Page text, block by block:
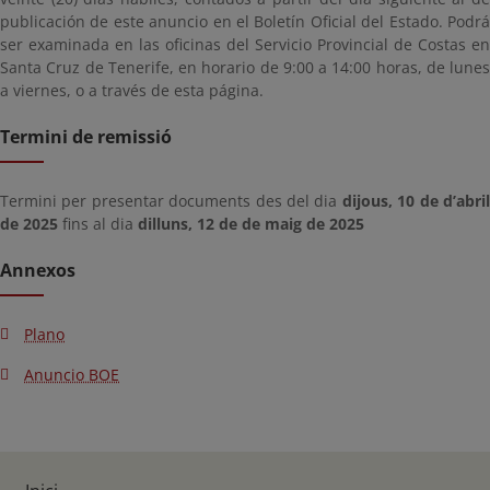
publicación de este anuncio en el Boletín Oficial del Estado. Podrá
ser examinada en las oficinas del Servicio Provincial de Costas en
Santa Cruz de Tenerife, en horario de 9:00 a 14:00 horas, de lunes
a viernes, o a través de esta página.
Termini de remissió
Termini per presentar documents des del dia dijous, 10 de d’abril
de 2025 fins al dia dilluns, 12 de de maig de 2025
Annexos
Plano
Anuncio BOE